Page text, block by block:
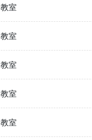
室
室
室
室
室